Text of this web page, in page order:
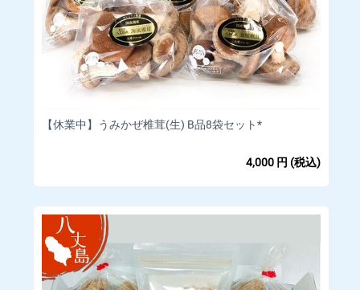
【休業中】うみかぜ椎茸(生) B品8袋セット*
4,000 円 (税込)